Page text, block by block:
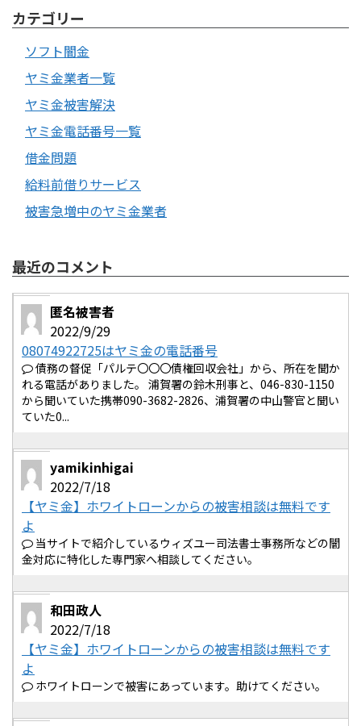
カテゴリー
ソフト闇金
ヤミ金業者一覧
ヤミ金被害解決
ヤミ金電話番号一覧
借金問題
給料前借りサービス
被害急増中のヤミ金業者
最近のコメント
匿名被害者
2022/9/29
08074922725はヤミ金の電話番号
債務の督促「パルテ〇〇〇債権回収会社」から、所在を聞か
れる電話がありました。 浦賀署の鈴木刑事と、046-830-1150
から聞いていた携帯090-3682-2826、浦賀署の中山警官と聞い
ていた0...
yamikinhigai
2022/7/18
【ヤミ金】ホワイトローンからの被害相談は無料です
よ
当サイトで紹介しているウィズユー司法書士事務所などの闇
金対応に特化した専門家へ相談してください。
和田政人
2022/7/18
【ヤミ金】ホワイトローンからの被害相談は無料です
よ
ホワイトローンで被害にあっています。助けてください。